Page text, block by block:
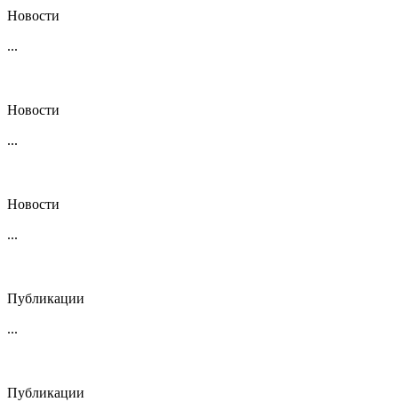
Новости
...
Новости
...
Новости
...
Публикации
...
Публикации